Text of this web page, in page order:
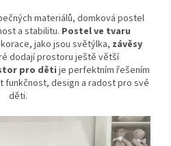
materiálů, domková postel
a stabilitu. Postel ve tvaru
jako jsou světýlka, závěsy
dodají prostoru ještě větší
pro děti je perfektním řešením
design a radost pro své
děti.